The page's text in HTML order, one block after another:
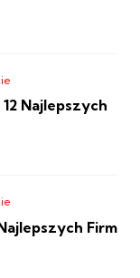
Najlepszych
Firm